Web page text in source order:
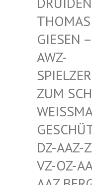
S
N – AAZ-
PIEL
CHUTZ –
AGISCH
TZT –
-ZZ-LZ-
AAZ-